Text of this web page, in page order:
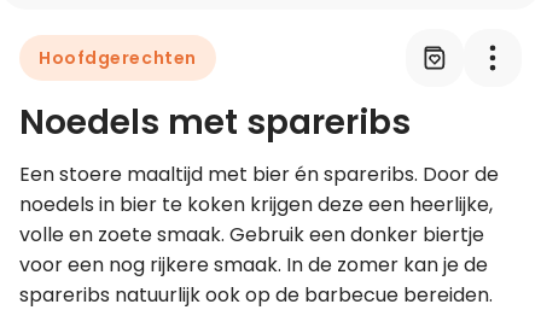
Leer koken als een chef
Kooktips & blogs
Hoofdgerechten
Noedels met spareribs
Een stoere maaltijd met bier én spareribs. Door de
noedels in bier te koken krijgen deze een heerlijke,
volle en zoete smaak. Gebruik een donker biertje
voor een nog rijkere smaak. In de zomer kan je de
spareribs natuurlijk ook op de barbecue bereiden.